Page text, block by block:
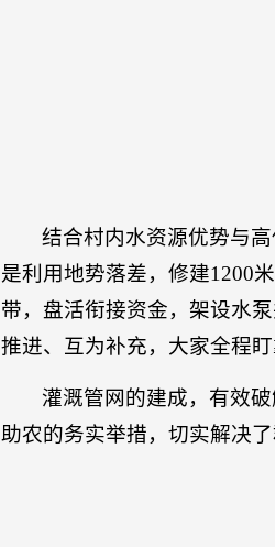
结合村内水资源优势与
是利用地势落差，修建1200
带，盘活衔接资金，架设水
推进、互为补充，大家全程
灌溉管网的建成，有效
助农的务实举措，切实解决